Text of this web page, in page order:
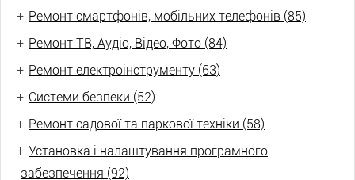
+ Ремонт смартфонів, мобільних телефонів (85)
+ Ремонт ТВ, Аудіо, Відео, Фото (84)
+ Ремонт електроінструменту (63)
+ Системи безпеки (52)
+ Ремонт садової та паркової техніки (58)
+ Установка і налаштування програмного
забезпечення (92)